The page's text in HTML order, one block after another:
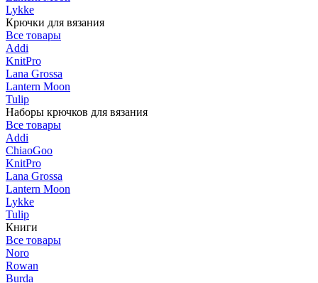
Lykke
Крючки для вязания
Все товары
Addi
KnitPro
Lana Grossa
Lantern Moon
Tulip
Наборы крючков для вязания
Все товары
Addi
ChiaoGoo
KnitPro
Lana Grossa
Lantern Moon
Lykke
Tulip
Книги
Все товары
Noro
Rowan
Burda